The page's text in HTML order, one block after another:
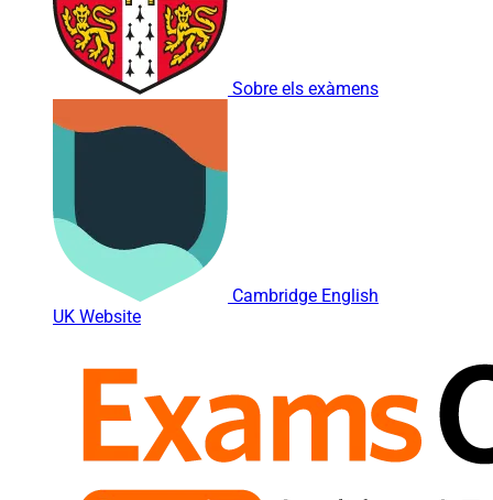
Sobre els exàmens
Cambridge English
UK Website